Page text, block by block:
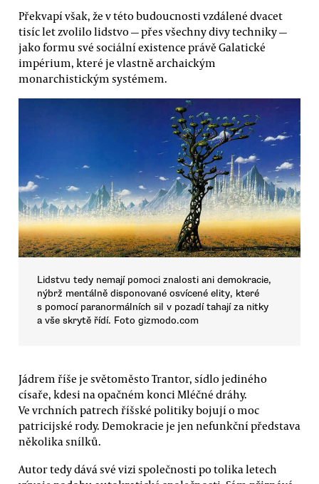
Překvapí však, že v této budoucnosti vzdálené dvacet
tisíc let zvolilo lidstvo — přes všechny divy techniky —
jako formu své sociální existence právě Galatické
impérium, které je vlastně archaickým
monarchistickým systémem.
Lidstvu tedy nemají pomoci znalosti ani demokracie,
nýbrž mentálně disponované osvícené elity, které
s pomocí paranormálních sil v pozadí tahají za nitky
a vše skrytě řídí. Foto gizmodo.com
Jádrem říše je světoměsto Trantor, sídlo jediného
císaře, kdesi na opačném konci Mléčné dráhy.
Ve vrchních patrech říšské politiky bojují o moc
patricijské rody. Demokracie je jen nefunkční představa
několika snílků.
Autor tedy dává své vizi společnosti po tolika letech